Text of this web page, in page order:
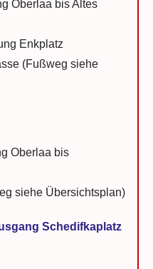
Oberlaa bis Altes
Enkplatz
(Fußweg siehe
Oberlaa bis
siehe Übersichtsplan)
Schedifkaplatz